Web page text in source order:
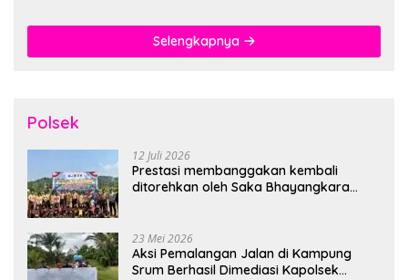
Selengkapnya
Polsek
12 Juli 2026
Prestasi membanggakan kembali
ditorehkan oleh Saka Bhayangkara
23 Mei 2026
Aksi Pemalangan Jalan di Kampung
Srum Berhasil Dimediasi Kapolsek